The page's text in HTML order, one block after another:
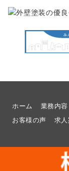
ホーム 業務内容
お客様の声
求人
福岡県